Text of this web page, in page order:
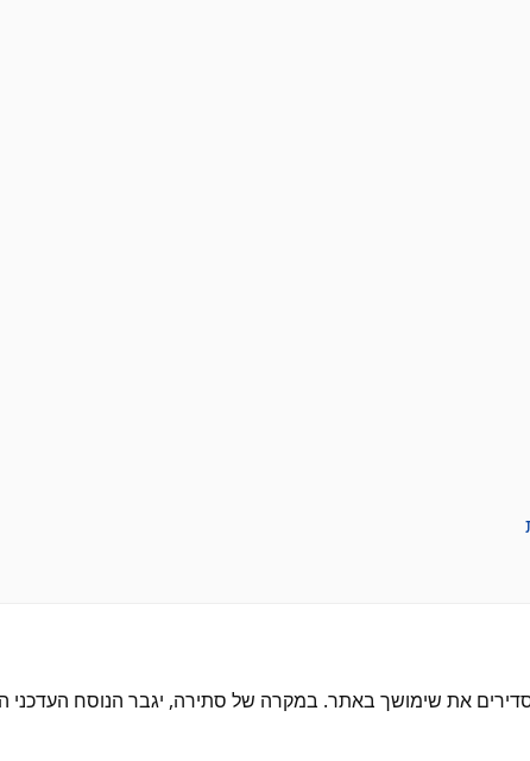
מסדירים את שימושך באתר. במקרה של סתירה, יגבר הנוסח